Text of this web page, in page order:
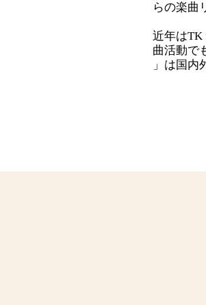
らの楽曲
近年はTK
曲活動で
」は国内